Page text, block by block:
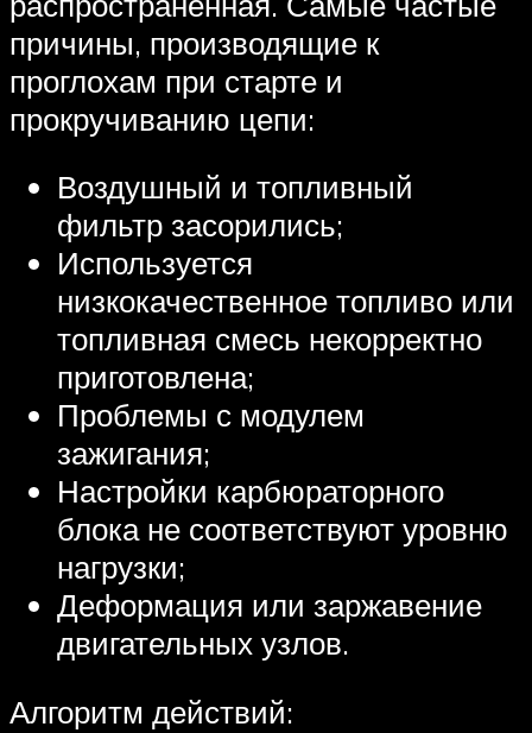
причины, производящие к
проглохам при старте и
прокручиванию цепи:
Воздушный и топливный
фильтр засорились;
Используется
низкокачественное топливо или
топливная смесь некорректно
приготовлена;
Проблемы с модулем
зажигания;
Настройки карбюраторного
блока не соответствуют уровню
нагрузки;
Деформация или заржавение
двигательных узлов.
Алгоритм действий: